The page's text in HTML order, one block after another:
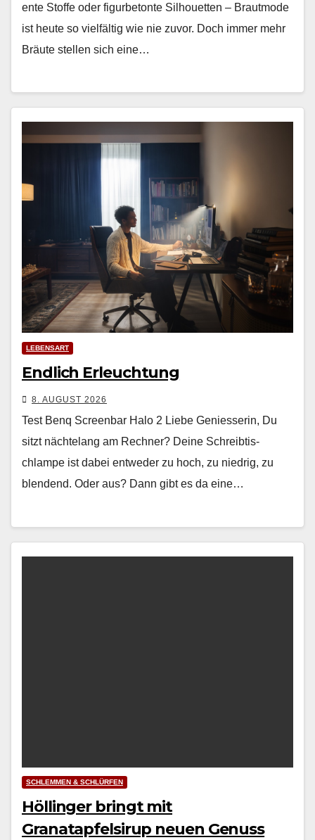
ente Stoffe oder fig­urbe­tonte Sil­hou­et­ten – Braut­mode
ist heute so vielfältig wie nie zuvor. Doch immer mehr
Bräute stellen sich eine…
LEBENSART
Endlich Erleuchtung
8. AUGUST 2026
Test Benq Screenbar Halo 2 Liebe Geniesserin, Du
sitzt nächte­lang am Rech­n­er? Deine Schreibtis­
chlampe ist dabei entwed­er zu hoch, zu niedrig, zu
blendend. Oder aus? Dann gibt es da eine…
SCHLEMMEN & SCHLÜRFEN
Höllinger bringt mit
Granatapfelsirup neuen Genuss